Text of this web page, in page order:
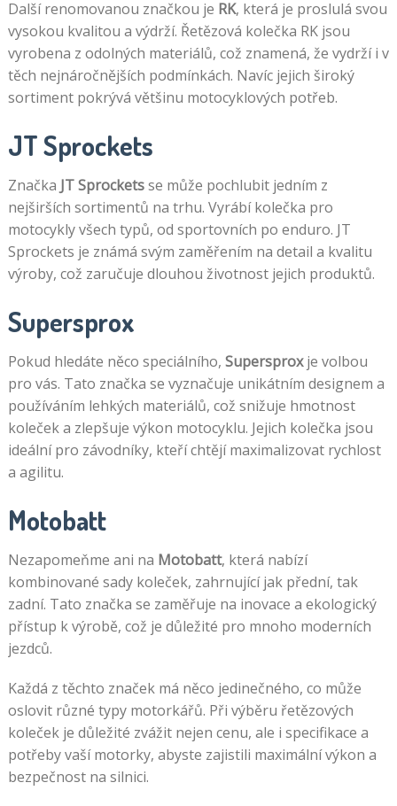
Další renomovanou značkou je RK, která je proslulá svou
vysokou kvalitou a výdrží. Řetězová kolečka RK jsou
vyrobena z odolných materiálů, což znamená, že vydrží i v
těch nejnáročnějších podmínkách. Navíc jejich široký
sortiment pokrývá většinu motocyklových potřeb.
JT Sprockets
Značka JT Sprocketsse může pochlubit jedním z
nejširších sortimentů na trhu. Vyrábí kolečka pro
motocykly všech typů, od sportovních po enduro. JT
Sprockets je známá svým zaměřením na detail a kvalitu
výroby, což zaručuje dlouhou životnost jejich produktů.
Supersprox
Pokud hledáte něco speciálního, Supersproxje volbou
pro vás. Tato značka se vyznačuje unikátním designem a
používáním lehkých materiálů, což snižuje hmotnost
koleček a zlepšuje výkon motocyklu. Jejich kolečka jsou
ideální pro závodníky, kteří chtějí maximalizovat rychlost
a agilitu.
Motobatt
Nezapomeňme ani na Motobatt, která nabízí
kombinované sady koleček, zahrnující jak přední, tak
zadní. Tato značka se zaměřuje na inovace a ekologický
přístup k výrobě, což je důležité pro mnoho moderních
jezdců.
Každá z těchto značek má něco jedinečného, co může
oslovit různé typy motorkářů. Při výběru řetězových
koleček je důležité zvážit nejen cenu, ale i specifikace a
potřeby vaší motorky, abyste zajistili maximální výkon a
bezpečnost na silnici.